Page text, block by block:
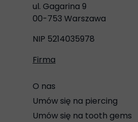
ul. Gagarina 9
00-753 Warszawa
NIP 5214035978
Firma
O nas
Umów się na piercing
Umów się na tooth gems